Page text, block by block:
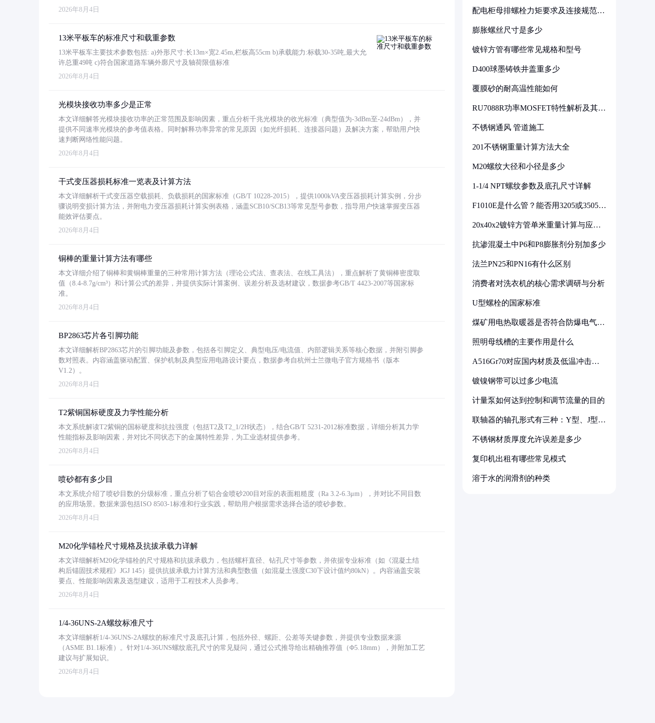
2026年8月4日
13米平板车的标准尺寸和载重参数
13米平板车主要技术参数包括: a)外形尺寸:长13m×宽2.45m,栏板高55cm b)承载能力:标载30-35吨,最大允
许总重49吨 c)符合国家道路车辆外廓尺寸及轴荷限值标准
2026年8月4日
光模块接收功率多少是正常
本文详细解答光模块接收功率的正常范围及影响因素，重点分析千兆光模块的收光标准（典型值为-3dBm至-24dBm），并
提供不同速率光模块的参考值表格。同时解释功率异常的常见原因（如光纤损耗、连接器问题）及解决方案，帮助用户快
速判断网络性能问题。
2026年8月4日
干式变压器损耗标准一览表及计算方法
本文详细解析干式变压器空载损耗、负载损耗的国家标准（GB/T 10228-2015），提供1000kVA变压器损耗计算实例，分步
骤说明变损计算方法，并附电力变压器损耗计算实例表格，涵盖SCB10/SCB13等常见型号参数，指导用户快速掌握变压器
能效评估要点。
2026年8月4日
铜棒的重量计算方法有哪些
本文详细介绍了铜棒和黄铜棒重量的三种常用计算方法（理论公式法、查表法、在线工具法），重点解析了黄铜棒密度取
值（8.4-8.7g/cm³）和计算公式的差异，并提供实际计算案例、误差分析及选材建议，数据参考GB/T 4423-2007等国家标
准。
2026年8月4日
BP2863芯片各引脚功能
本文详细解析BP2863芯片的引脚功能及参数，包括各引脚定义、典型电压/电流值、内部逻辑关系等核心数据，并附引脚参
数对照表。内容涵盖驱动配置、保护机制及典型应用电路设计要点，数据参考自杭州士兰微电子官方规格书（版本
V1.2）。
2026年8月4日
T2紫铜国标硬度及力学性能分析
本文系统解读T2紫铜的国标硬度和抗拉强度（包括T2及T2_1/2H状态），结合GB/T 5231-2012标准数据，详细分析其力学
性能指标及影响因素，并对比不同状态下的金属特性差异，为工业选材提供参考。
2026年8月4日
喷砂都有多少目
本文系统介绍了喷砂目数的分级标准，重点分析了铝合金喷砂200目对应的表面粗糙度（Ra 3.2-6.3μm），并对比不同目数
的应用场景。数据来源包括ISO 8503-1标准和行业实践，帮助用户根据需求选择合适的喷砂参数。
2026年8月4日
M20化学锚栓尺寸规格及抗拔承载力详解
本文详细解析M20化学锚栓的尺寸规格和抗拔承载力，包括螺杆直径、钻孔尺寸等参数，并依据专业标准（如《混凝土结
构后锚固技术规程》JGJ 145）提供抗拔承载力计算方法和典型数值（如混凝土强度C30下设计值约80kN）。内容涵盖安装
要点、性能影响因素及选型建议，适用于工程技术人员参考。
2026年8月4日
1/4-36UNS-2A螺纹标准尺寸
本文详细解析1/4-36UNS-2A螺纹的标准尺寸及底孔计算，包括外径、螺距、公差等关键参数，并提供专业数据来源
（ASME B1.1标准）。针对1/4-36UNS螺纹底孔尺寸的常见疑问，通过公式推导给出精确推荐值（Φ5.18mm），并附加工艺
建议与扩展知识。
2026年8月4日
配电柜母排螺栓力矩要求及连接规范详
膨胀螺丝尺寸是多少
镀锌方管有哪些常见规格和型号
D400球墨铸铁井盖重多少
覆膜砂的耐高温性能如何
RU7088R功率MOSFET特性解析及其在
不锈钢通风 管道施工
201不锈钢重量计算方法大全
M20螺纹大径和小径是多少
1-1/4 NPT螺纹参数及底孔尺寸详解
F1010E是什么管？能否用3205或3505代
20x40x2镀锌方管单米重量计算与应用
抗渗混凝土中P6和P8膨胀剂分别加多少
法兰PN25和PN16有什么区别
消费者对洗衣机的核心需求调研与分析
U型螺栓的国家标准
煤矿用电热取暖器是否符合防爆电气设
照明母线槽的主要作用是什么
A516Gr70对应国内材质及低温冲击要
镀镍钢带可以过多少电流
计量泵如何达到控制和调节流量的目的
联轴器的轴孔形式有三种：Y型、J型、
不锈钢材质厚度允许误差是多少
复印机出租有哪些常见模式
溶于水的润滑剂的种类